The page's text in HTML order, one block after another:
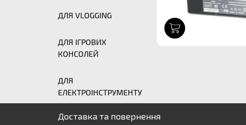
ДЛЯ VLOGGING
ДЛЯ ІГРОВИХ
КОНСОЛЕЙ
ДЛЯ
ЕЛЕКТРОІНСТРУМЕНТУ
Доставка та повернення